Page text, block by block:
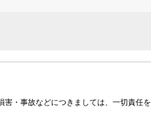
・事故などにつきましては、一切責任を